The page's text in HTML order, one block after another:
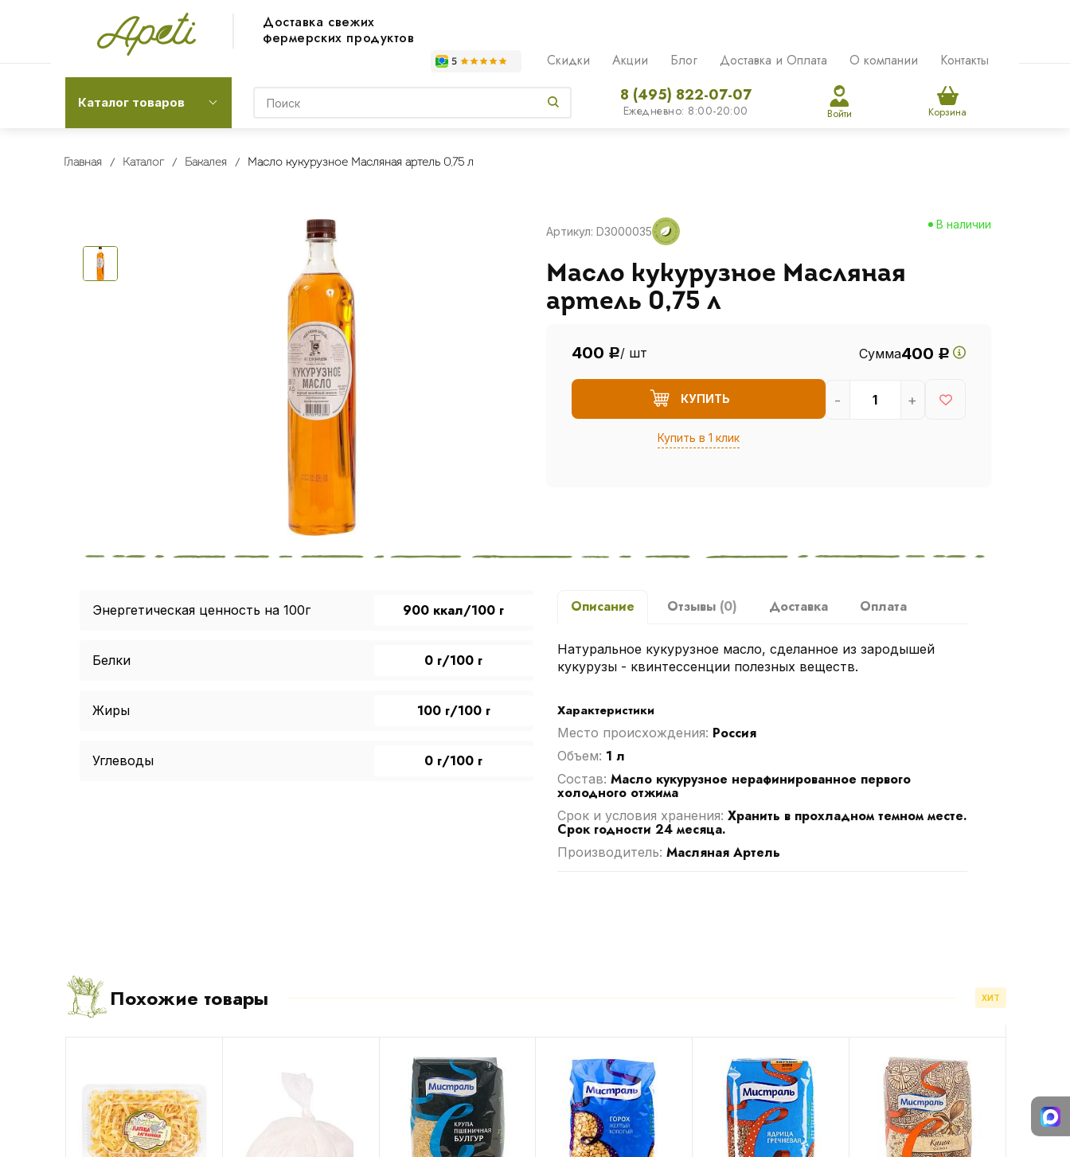
Доставка свежих
фермерских продуктов
Скидки Акции Блог Доставка и Оплата О компании Контакты
Каталог товаров 8 (495) 822-07-07
Ежедневно: 8:00-20:00 Войти Корзина
Главная Каталог Бакалея Масло кукурузное Масляная артель 0,75 л
Артикул: D3000035
В наличии
Масло кукурузное Масляная
артель 0,75 л
400 Р/ шт Сумма400 Р
КУПИТЬ
Купить в 1 клик
- +
Энергетическая ценность на 100г 900 ккал/100 г
Белки 0 г/100 г
Жиры 100 г/100 г
Углеводы 0 г/100 г
Описание Отзывы (0) Доставка Оплата
Натуральное кукурузное масло, сделанное из зародышей
кукурузы - квинтессенции полезных веществ.
Характеристики
Место происхождения: Россия
Объем: 1 л
Cостав: Масло кукурузное нерафинированное первого
холодного отжима
Срок и условия хранения: Хранить в прохладном темном месте.
Срок годности 24 месяца.
Производитель: Масляная Артель
Похожие товары ХИТ